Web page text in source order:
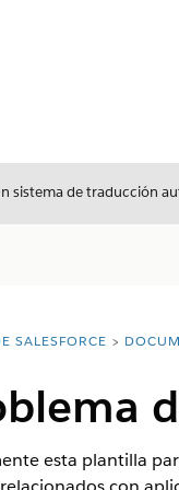
sistema de traducción
aquí:
SALESFORCE
esta plantilla